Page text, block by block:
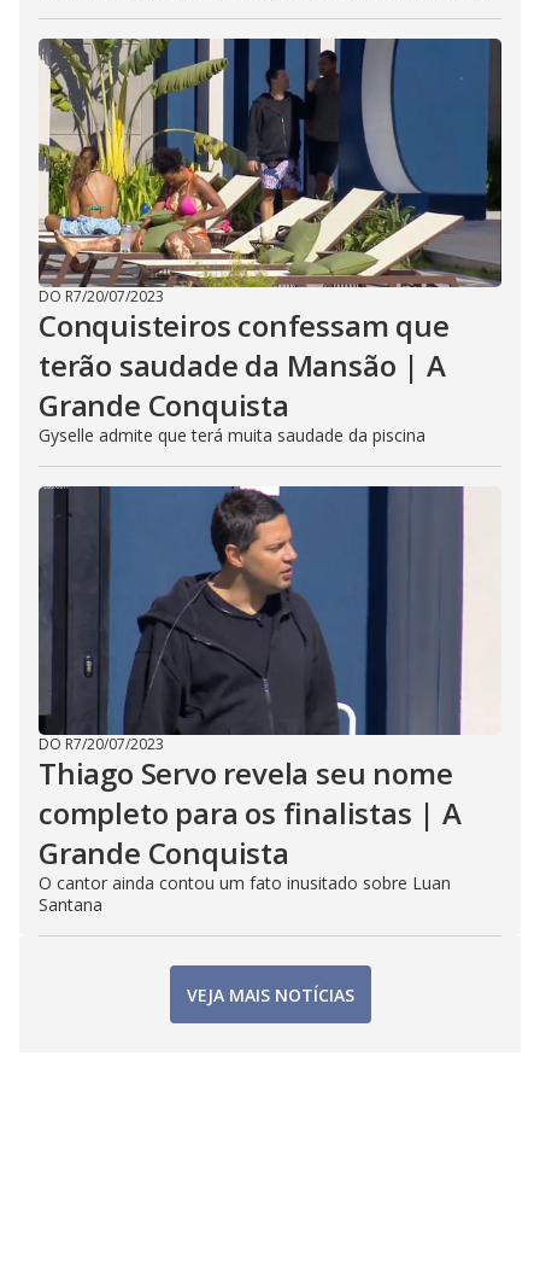
DO R7/20/07/2023
Conquisteiros confessam que
terão saudade da Mansão | A
Grande Conquista
Gyselle admite que terá muita saudade da piscina
DO R7/20/07/2023
Thiago Servo revela seu nome
completo para os finalistas | A
Grande Conquista
O cantor ainda contou um fato inusitado sobre Luan
Santana
VEJA MAIS NOTÍCIAS